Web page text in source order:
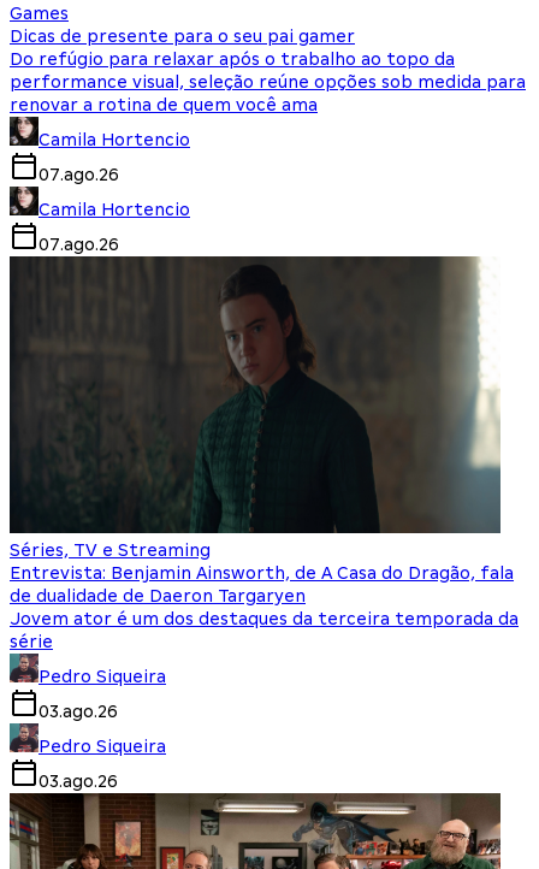
Games
Dicas de presente para o seu pai gamer
Do refúgio para relaxar após o trabalho ao topo da
performance visual, seleção reúne opções sob medida para
renovar a rotina de quem você ama
Camila Hortencio
07.ago.26
Camila Hortencio
07.ago.26
Séries, TV e Streaming
Entrevista: Benjamin Ainsworth, de A Casa do Dragão, fala
de dualidade de Daeron Targaryen
Jovem ator é um dos destaques da terceira temporada da
série
Pedro Siqueira
03.ago.26
Pedro Siqueira
03.ago.26